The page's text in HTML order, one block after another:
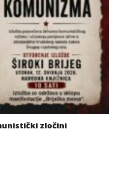
zločini